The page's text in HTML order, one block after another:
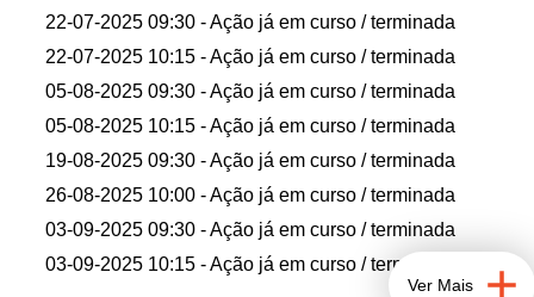
Esta atividade conta com o apoio da Câmara
Municipal de Faro, através da Unidade de Praias e
Utilização Marítima de Faro.
22-07-2025 09:30 - Ação já em curso / terminada
22-07-2025 10:15 - Ação já em curso / terminada
05-08-2025 09:30 - Ação já em curso / terminada
05-08-2025 10:15 - Ação já em curso / terminada
19-08-2025 09:30 - Ação já em curso / terminada
26-08-2025 10:00 - Ação já em curso / terminada
03-09-2025 09:30 - Ação já em curso / terminada
03-09-2025 10:15 - Ação já em curso / terminada
Ver Mais